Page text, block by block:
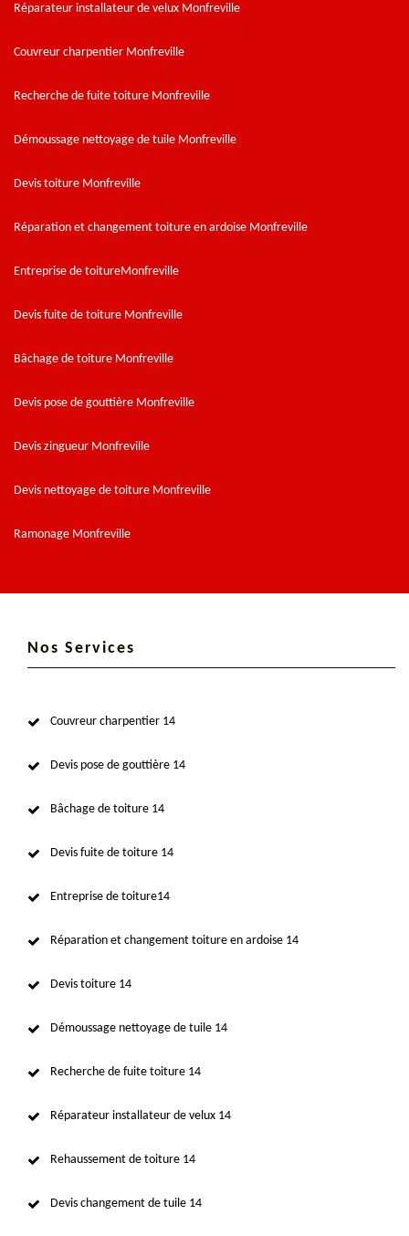
Réparateur installateur de velux Monfreville
Couvreur charpentier Monfreville
Recherche de fuite toiture Monfreville
Démoussage nettoyage de tuile Monfreville
Devis toiture Monfreville
Réparation et changement toiture en ardoise Monfreville
Entreprise de toitureMonfreville
Devis fuite de toiture Monfreville
Bâchage de toiture Monfreville
Devis pose de gouttière Monfreville
Devis zingueur Monfreville
Devis nettoyage de toiture Monfreville
Ramonage Monfreville
Nos Services
Couvreur charpentier 14
Devis pose de gouttière 14
Bâchage de toiture 14
Devis fuite de toiture 14
Entreprise de toiture14
Réparation et changement toiture en ardoise 14
Devis toiture 14
Démoussage nettoyage de tuile 14
Recherche de fuite toiture 14
Réparateur installateur de velux 14
Rehaussement de toiture 14
Devis changement de tuile 14